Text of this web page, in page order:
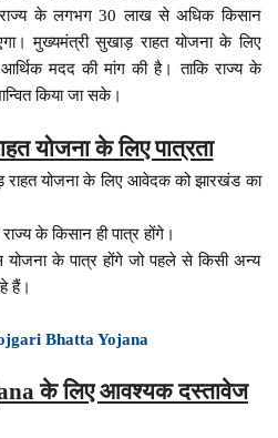
के लगभग 30 लाख से अधिक किसान
मुख्यमंत्री सुखाड़ राहत योजना के लिए
मदद की मांग की है। ताकि राज्य के
किया जा सके।
योजना के लिए पात्रता
राहत योजना के लिए आवेदक को झारखंड का
के किसान ही पात्र होंगे।
के पात्र होंगे जो पहले से किसी अन्य
हैं।
Bhatta Yojana
के लिए आवश्यक दस्तावेज